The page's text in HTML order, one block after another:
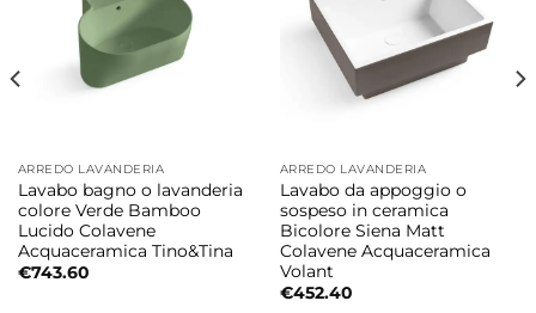
pulite e una forte vocazione funzionale per
l’uso quotidiano.
Installazione sospesa con kit fissaggio
La configurazione sospesa consente una
maggiore leggerezza visiva e una pulizia più
semplice dell’ambiente bagno.
Lavabo/lavatoio multifunzione
ARREDO LAVANDERIA
Lavabo bagno o lavanderia
colore Verde Bamboo
Lucido Colavene
Acquaceramica Tino&Tina
€743.60
ARREDO LAVANDERIA
Lavabo da appoggio o
sospeso in ceramica
Bicolore Siena Matt
Colavene Acquaceramica
Volant
€452.40